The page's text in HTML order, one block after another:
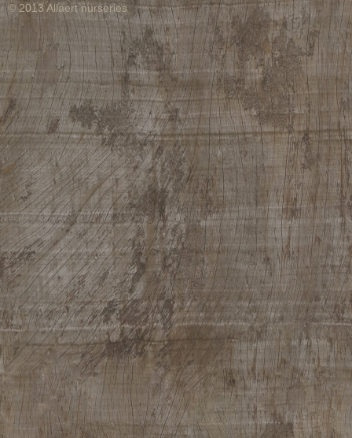
© 2013 Allaert nurseries